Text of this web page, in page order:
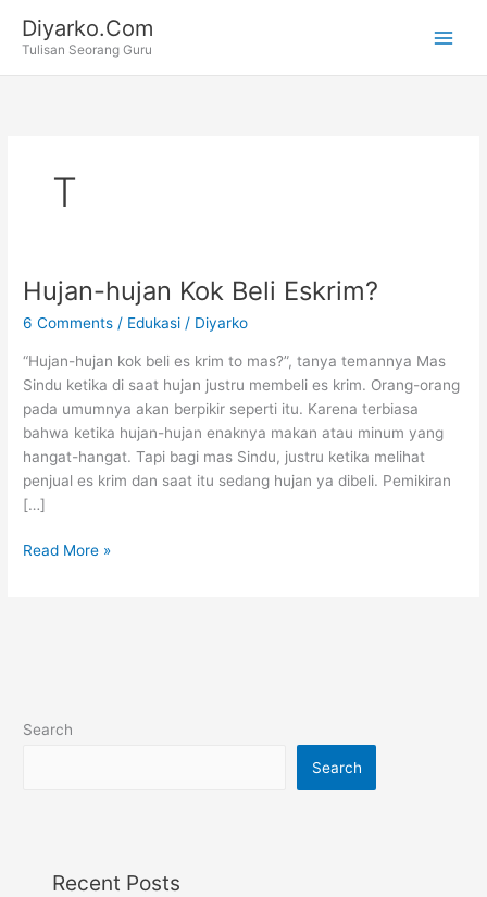
content
Diyarko.Com
Tulisan Seorang Guru
T
Hujan-hujan Kok Beli Eskrim?
6 Comments / Edukasi / Diyarko
“Hujan-hujan kok beli es krim to mas?”, tanya temannya Mas
Sindu ketika di saat hujan justru membeli es krim. Orang-orang
pada umumnya akan berpikir seperti itu. Karena terbiasa
bahwa ketika hujan-hujan enaknya makan atau minum yang
hangat-hangat. Tapi bagi mas Sindu, justru ketika melihat
penjual es krim dan saat itu sedang hujan ya dibeli. Pemikiran
[…]
Hujan-
Read More »
Search
Search
Recent Posts